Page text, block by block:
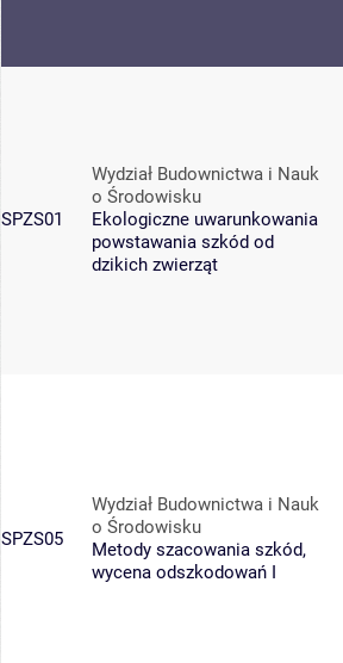
SPZS01
Wydział Budownictwa i Nauk
o Środowisku
Ekologiczne uwarunkowania
powstawania szkód od
dzikich zwierząt
SPZS05
Wydział Budownictwa i Nauk
o Środowisku
Metody szacowania szkód,
wycena odszkodowań I